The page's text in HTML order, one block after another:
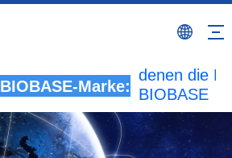
BIOBASE-Marke:
autorisierten
denen die
BIOBASE
verwendet
werden als
rechtswidrige